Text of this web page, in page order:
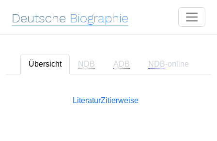
Deutsche Biographie
Übersicht NDB ADB NDB-online
LiteraturZitierweise